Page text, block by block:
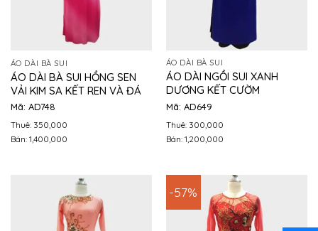
ÁO DÀI BÀ SUI
ÁO DÀI BÀ SUI HỒNG SEN
VẢI KIM SA KẾT REN VÀ ĐÁ
Mã: AD748
Thuê: 350,000
Bán: 1,400,000
ÁO DÀI BÀ SUI
ÁO DÀI NGỒI SUI XANH
DƯƠNG KẾT CƯỜM
Mã: AD649
Thuê: 300,000
Bán: 1,200,000
-57%